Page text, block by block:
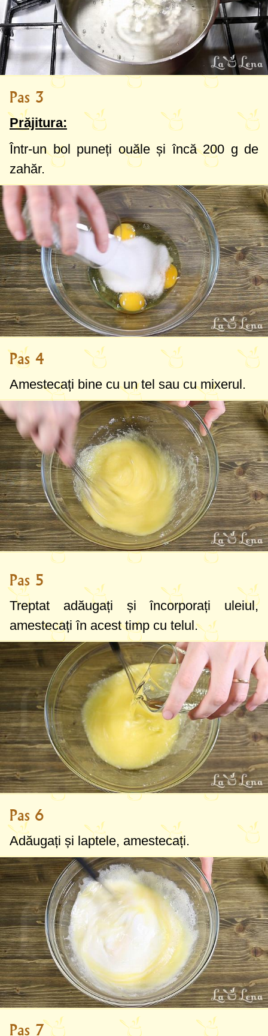
Pas 3
Prăjitura:
Într-un bol puneți ouăle și încă200 g de
zahăr.
Pas 4
Amestecați bine cu un tel sau cu mixerul.
Pas 5
Treptat adăugați și încorporați uleiul,
amestecați în acest timp cu telul.
Pas 6
Adăugați și laptele, amestecați.
Pas 7